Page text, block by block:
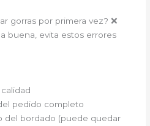
gorras por primera vez? ❌
buena, evita estos errores
pedido completo
del bordado (puede quedar